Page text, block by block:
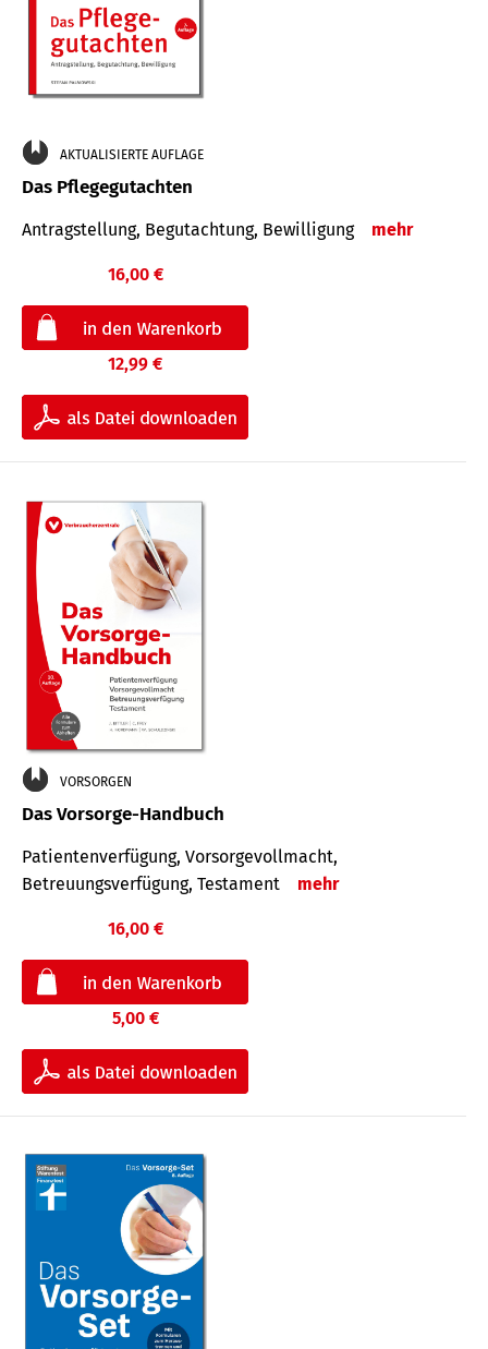
AKTUALISIERTE AUFLAGE
Das Pflegegutachten
Antragstellung, Begutachtung, Bewilligung mehr
16,00 €
12,99 €
VORSORGEN
Das Vorsorge-Handbuch
Patientenverfügung, Vorsorgevollmacht,
Betreuungsverfügung, Testament
mehr
16,00 €
5,00 €